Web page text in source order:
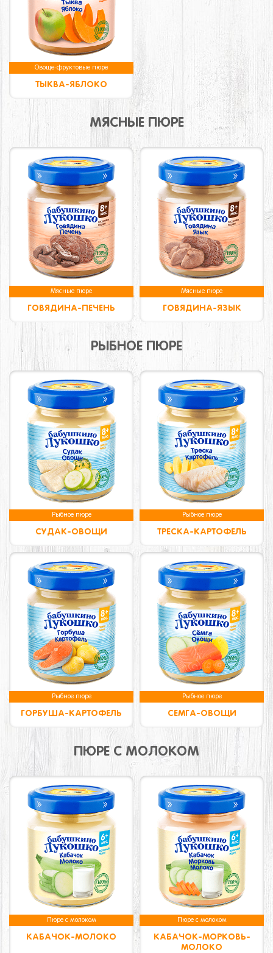
Овоще-фруктовые пюре
ТЫКВА-ЯБЛОКО
МЯСНЫЕ ПЮРЕ
Мясные пюре
ГОВЯДИНА-ПЕЧЕНЬ
Мясные пюре
ГОВЯДИНА-ЯЗЫК
РЫБНОЕ ПЮРЕ
Рыбное пюре
СУДАК-ОВОЩИ
Рыбное пюре
ТРЕСКА-КАРТОФЕЛЬ
Рыбное пюре
ГОРБУША-КАРТОФЕЛЬ
Рыбное пюре
СЕМГА-ОВОЩИ
ПЮРЕ С МОЛОКОМ
Пюре с молоком
КАБАЧОК-МОЛОКО
Пюре с молоком
КАБАЧОК-МОРКОВЬ-
МОЛОКО